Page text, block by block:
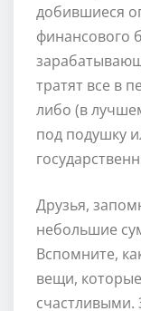
добившиеся
финансового
тратят все в
либо (в
под подушку
Друзья,
небольшие
Вспомните,
вещи,
счастливыми.